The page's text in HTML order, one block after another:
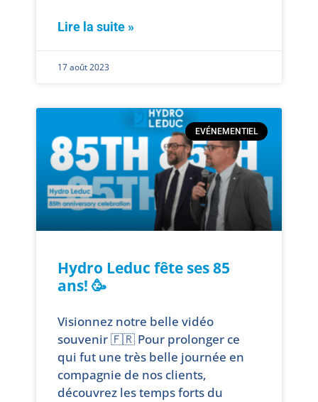
Lire la suite »
17 août 2023
EVÉNEMENTIEL
Hydro Leduc fête ses 85
ans! 🥳
Visionnez notre belle vidéo
souvenir 🇫🇷 Pour prolonger ce
qui fut une très belle journée en
compagnie de nos clients,
découvrez les temps forts du